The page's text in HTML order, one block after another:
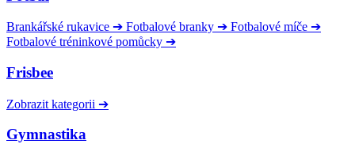
Brankářské rukavice ➔ Fotbalové branky ➔ Fotbalové míče ➔
Fotbalové tréninkové pomůcky ➔
Frisbee
Zobrazit kategorii ➔
Gymnastika